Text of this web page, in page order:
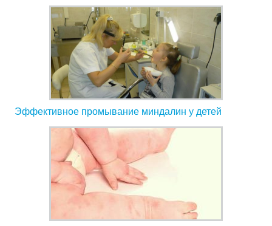
Эффективное промывание миндалин у детей